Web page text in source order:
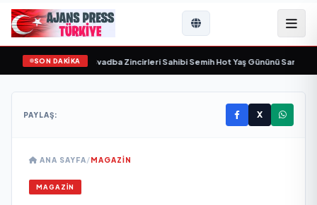
SON DAKİKA
yitirdi • Svadba Zincirleri Sahibi Semih Hot Yaş Gününü Sanat ve
PAYLAŞ: X
ANA SAYFA/MAGAZİN
MAGAZİN